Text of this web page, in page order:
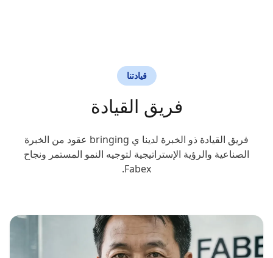
قيادتنا
فريق القيادة
فريق القيادة ذو الخبرة لدينا ي bringing عقود من الخبرة
الصناعية والرؤية الإستراتيجية لتوجيه النمو المستمر ونجاح
Fabex.